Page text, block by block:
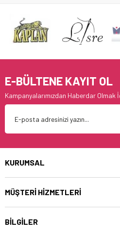
E-BÜLTENE KAYIT OL
Kampanyalarımızdan Haberdar Olmak
KURUMSAL
MÜŞTERİ HİZMETLERİ
BİLGİLER